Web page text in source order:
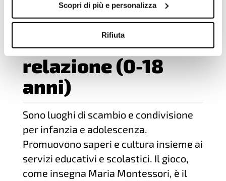
Scopri di più e personalizza
Rifiuta
Spazi di gioco e
relazione (0-18
anni)
Sono luoghi di scambio e condivisione
per infanzia e adolescenza.
Promuovono saperi e cultura insieme ai
servizi educativi e scolastici. Il gioco,
come insegna Maria Montessori, è il